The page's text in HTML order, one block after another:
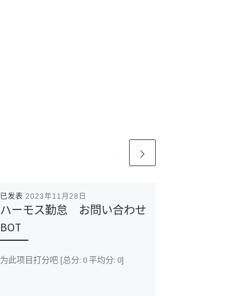
已发表 2023年11月28日
ハーモス勤怠 お問い合わせ
BOT
为此项目打分吧 [总分: 0 平均分: 0]